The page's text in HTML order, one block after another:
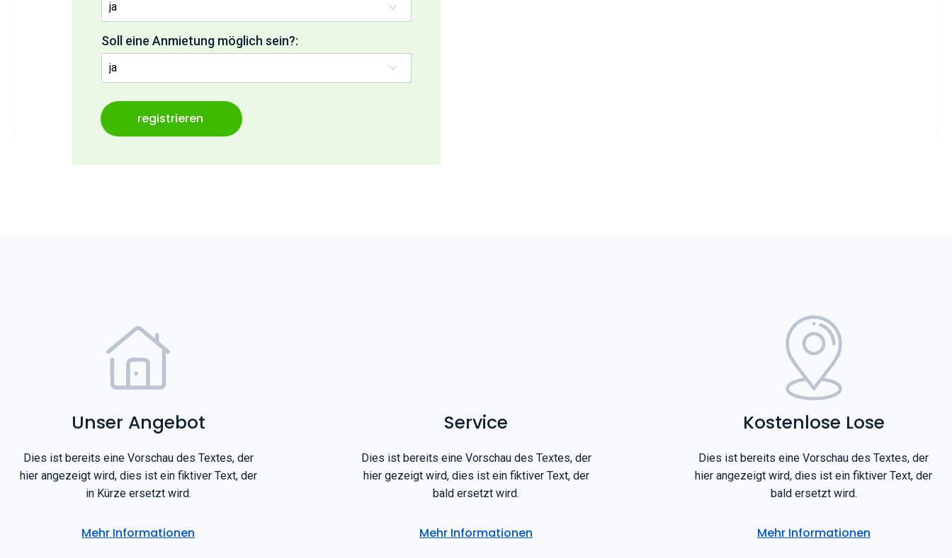
Soll eine Anmietung möglich sein?:
middlename:
registrieren
Unser Angebot
Dies ist bereits eine Vorschau des Textes, der
hier angezeigt wird, dies ist ein fiktiver Text, der
in Kürze ersetzt wird.
Mehr Informationen
Service
Dies ist bereits eine Vorschau des Textes, der
hier gezeigt wird, dies ist ein fiktiver Text, der
bald ersetzt wird.
Mehr Informationen
Kostenlose Lose
Dies ist bereits eine Vorschau des Textes, der
hier angezeigt wird, dies ist ein fiktiver Text, der
bald ersetzt wird.
Mehr Informationen